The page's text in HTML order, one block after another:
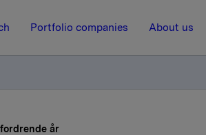
Portfolio companies About us
år